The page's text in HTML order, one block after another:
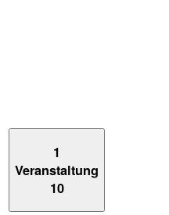
1
Veranstaltung
10